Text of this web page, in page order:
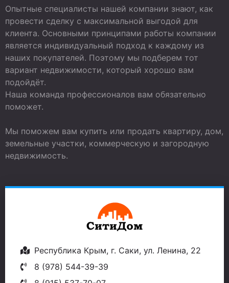
Опытные специалисты нашей компании знают, как
провести сделку с максимальной выгодой для
клиента. Основными принципами работы компании
является индивидуальный подход к каждому из
наших покупателей. Поэтому мы подберем тот
вариант недвижимости, который хорошо вам
подойдёт.
Наша команда профессионалов вам обязательно
поможет.
Мы поможем вам купить или продать квартиру, дом,
земельные участки, коммерческую и загородную
недвижимость.
Республика Крым, г. Саки, ул. Ленина, 22
8 (978) 544-39-39